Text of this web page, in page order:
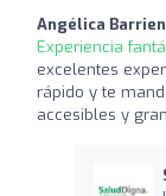
Angélica
Experiencia
excelentes
rápido y te
accesibles y